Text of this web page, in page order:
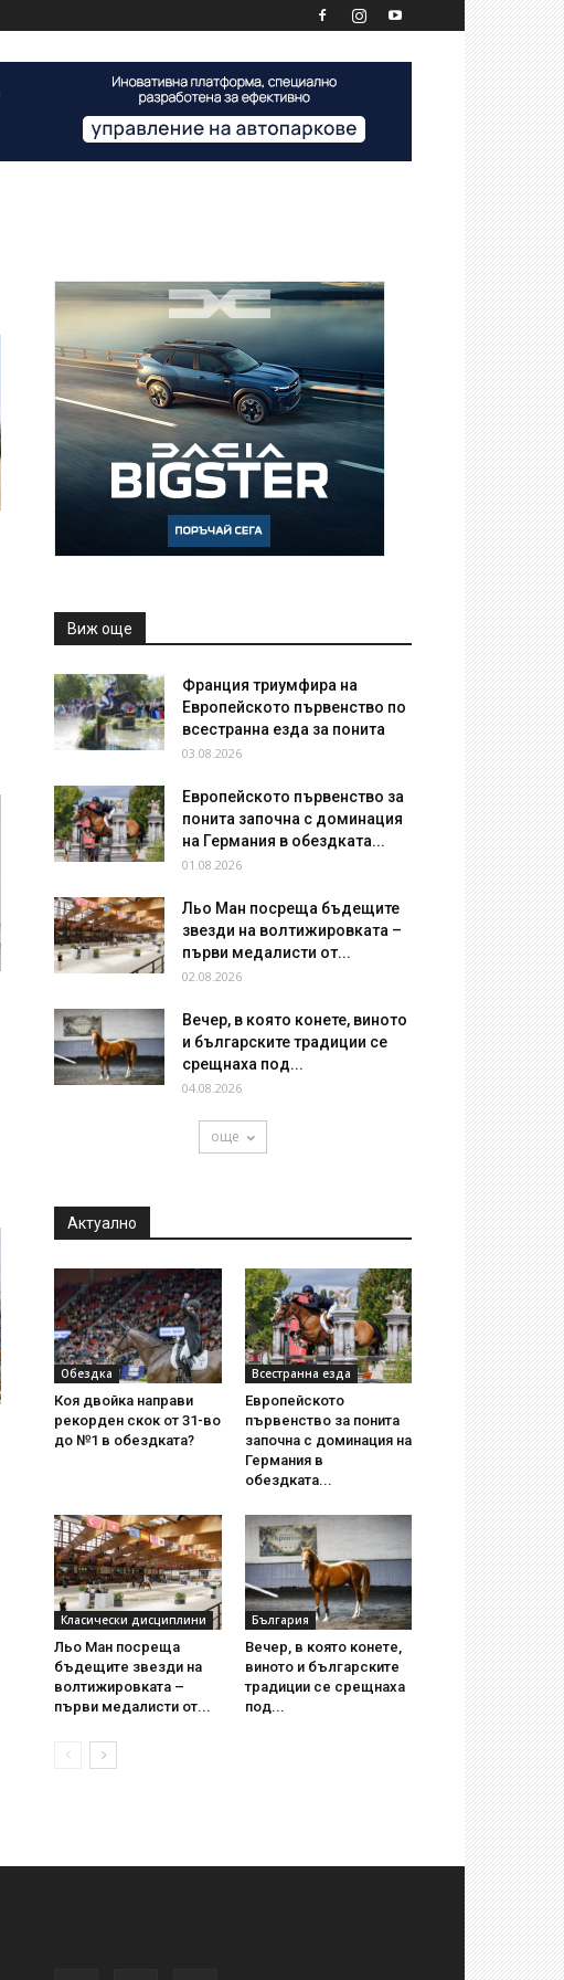
Виж още
Франция триумфира на
Европейското първенство по
всестранна езда за понита
03.08.2026
Европейското първенство за
понита започна с доминация
на Германия в обездката...
01.08.2026
Льо Ман посреща бъдещите
звезди на волтижировката –
първи медалисти от...
02.08.2026
Вечер, в която конете, виното
и българските традиции се
срещнаха под...
04.08.2026
още
Актуално
Обездка
Коя двойка направи
рекорден скок от 31-во
до №1 в обездката?
Всестранна езда
Европейското
първенство за понита
започна с доминация на
Германия в
обездката...
Класически дисциплини
Льо Ман посреща
бъдещите звезди на
волтижировката –
първи медалисти от...
България
Вечер, в която конете,
виното и българските
традиции се срещнаха
под...